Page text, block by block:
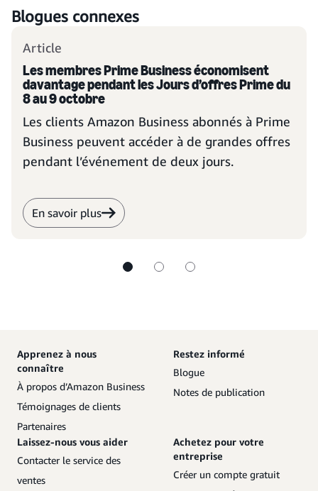
Blogues connexes
Article
Les membres Prime Business économisent
davantage pendant les Jours d’offres Prime du
8 au 9 octobre
Les clients Amazon Business abonnés à Prime
Business peuvent accéder à de grandes offres
pendant l’événement de deux jours.
En savoir plus
Apprenez à nous
connaître
À propos d’Amazon Business
Témoignages de clients
Partenaires
Restez informé
Blogue
Notes de publication
Laissez-nous vous aider
Contacter le service des
ventes
Achetez pour votre
entreprise
Créer un compte gratuit